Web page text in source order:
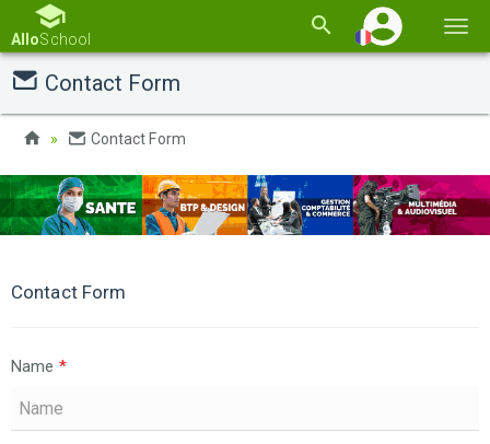
la
AlloSchool
Contact Form
Contact Form
Contact Form
Name *